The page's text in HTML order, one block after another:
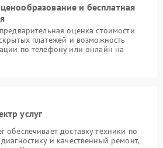
и бесплатная
оценка стоимости
платежей и возможность
по телефону или онлайн на
услуг
обеспечивает доставку техники по
и качественный ремонт,